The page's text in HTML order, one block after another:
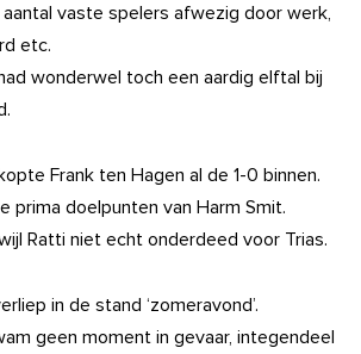
vaste spelers afwezig door werk,
etc.
wonderwel toch een aardig elftal bij
Frank ten Hagen al de 1-0 binnen.
prima doelpunten van Harm Smit.
Ratti niet echt onderdeed voor Trias.
in de stand ‘zomeravond’.
geen moment in gevaar, integendeel